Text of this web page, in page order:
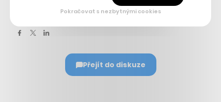
Přejít do diskuze
Pokračovat s nezbytnými cookies